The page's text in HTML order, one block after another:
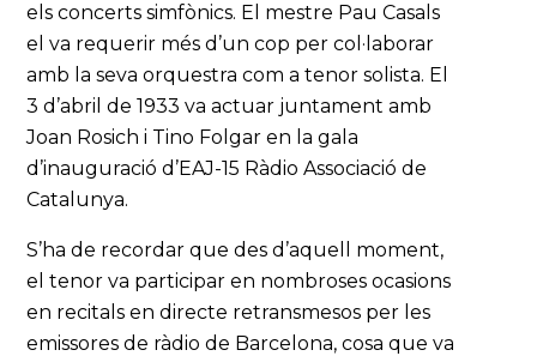
els concerts simfònics. El mestre Pau Casals
el va requerir més d’un cop per col·laborar
amb la seva orquestra com a tenor solista. El
3 d’abril de 1933 va actuar juntament amb
Joan Rosich i Tino Folgar en la gala
d’inauguració d’EAJ-15 Ràdio Associació de
Catalunya.
S’ha de recordar que des d’aquell moment,
el tenor va participar en nombroses ocasions
en recitals en directe retransmesos per les
emissores de ràdio de Barcelona, cosa que va